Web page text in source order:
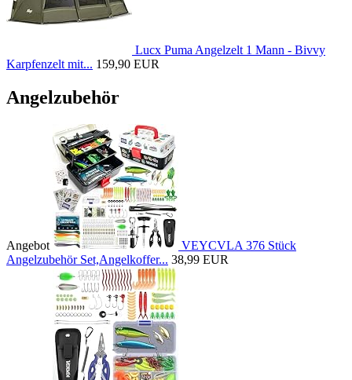
Lucx Puma Angelzelt 1 Mann - Bivvy
Karpfenzelt mit... 159,90 EUR
Angelzubehör
Angebot
VEYCVLA 376 Stück
Angelzubehör Set,Angelkoffer... 38,99 EUR